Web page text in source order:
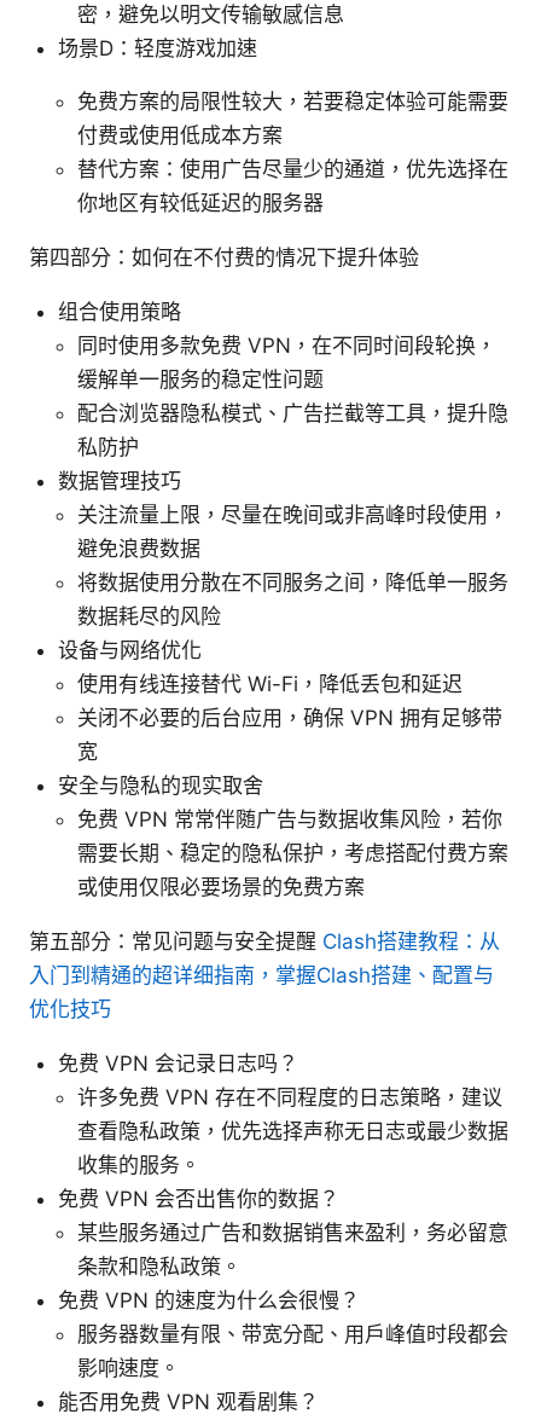
密，避免以明文传输敏感信息
场景D：轻度游戏加速
免费方案的局限性较大，若要稳定体验可能需要
付费或使用低成本方案
替代方案：使用广告尽量少的通道，优先选择在
你地区有较低延迟的服务器
第四部分：如何在不付费的情况下提升体验
组合使用策略
同时使用多款免费 VPN，在不同时间段轮换，
缓解单一服务的稳定性问题
配合浏览器隐私模式、广告拦截等工具，提升隐
私防护
数据管理技巧
关注流量上限，尽量在晚间或非高峰时段使用，
避免浪费数据
将数据使用分散在不同服务之间，降低单一服务
数据耗尽的风险
设备与网络优化
使用有线连接替代 Wi-Fi，降低丢包和延迟
关闭不必要的后台应用，确保 VPN 拥有足够带
宽
安全与隐私的现实取舍
免费 VPN 常常伴随广告与数据收集风险，若你
需要长期、稳定的隐私保护，考虑搭配付费方案
或使用仅限必要场景的免费方案
第五部分：常见问题与安全提醒 Clash搭建教程：从
入门到精通的超详细指南，掌握Clash搭建、配置与
优化技巧
免费 VPN 会记录日志吗？
许多免费 VPN 存在不同程度的日志策略，建议
查看隐私政策，优先选择声称无日志或最少数据
收集的服务。
免费 VPN 会否出售你的数据？
某些服务通过广告和数据销售来盈利，务必留意
条款和隐私政策。
免费 VPN 的速度为什么会很慢？
服务器数量有限、带宽分配、用户峰值时段都会
影响速度。
能否用免费 VPN 观看剧集？